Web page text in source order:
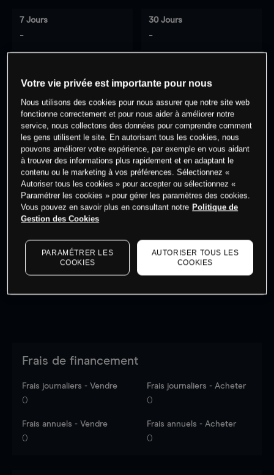
7 Jours
-
30 Jours
-
0% des clients ont une position à
cet actif
Commencez à trader
Les prix sont indicatifs.
dernières données du marché.Log into see latest
market data
Frais de financement
Frais journaliers - Vendre
0
Frais journaliers - Acheter
0
Frais annuels - Vendre
0
Frais annuels - Acheter
0
Votre vie privée est importante pour nous
Nous utilisons des cookies pour nous assurer que notre site web
fonctionne correctement et pour nous aider à améliorer notre
service, nous collectons des données pour comprendre comment
les gens utilisent le site. En autorisant tous les cookies, nous
pouvons améliorer votre expérience, par exemple en vous aidant
à trouver des informations plus rapidement et en adaptant le
contenu ou le marketing à vos préférences. Sélectionnez «
Autoriser tous les cookies » pour accepter ou sélectionnez «
Paramétrer les cookies » pour gérer les paramètres des cookies.
Vous pouvez en savoir plus en consultant notre Politique de
Gestion des Cookies
PARAMÉTRER LES
COOKIES
AUTORISER TOUS LES
COOKIES